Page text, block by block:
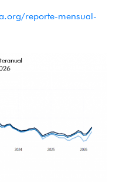
reporte-mensual-